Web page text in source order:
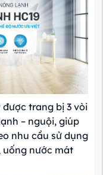
trang bị 3 vòi
– nguội, giúp
nhu cầu sử dụng
uống nước mát